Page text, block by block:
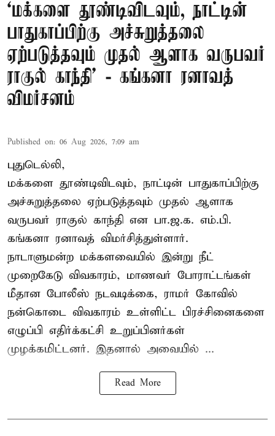
‘மக்களை தூண்டிவிடவும், நாட்டின்
பாதுகாப்பிற்கு அச்சுறுத்தலை
ஏற்படுத்தவும் முதல் ஆளாக வருபவர்
ராகுல் காந்தி’ - கங்கனா ரனாவத்
விமர்சனம்
Published on: 06 Aug 2026, 7:09 am
புதுடெல்லி,
மக்களை தூண்டிவிடவும், நாட்டின் பாதுகாப்பிற்கு
அச்சுறுத்தலை ஏற்படுத்தவும் முதல் ஆளாக
வருபவர் ராகுல் காந்தி என பா.ஜ.க. எம்.பி.
கங்கனா ரனாவத் விமர்சித்துள்ளார்.
நாடாளுமன்ற மக்களவையில் இன்று நீட்
முறைகேடு விவகாரம், மாணவர் போராட்டங்கள்
மீதான போலீஸ் நடவடிக்கை, ராமர் கோவில்
நன்கொடை விவகாரம் உள்ளிட்ட பிரச்சினைகளை
எழுப்பி எதிர்க்கட்சி உறுப்பினர்கள்
முழக்கமிட்டனர். இதனால் அவையில் ...
Read More